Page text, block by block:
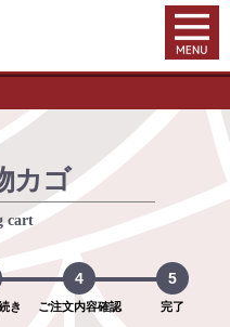
カゴ
cart
き
4
ご注文内容確認
5
完了